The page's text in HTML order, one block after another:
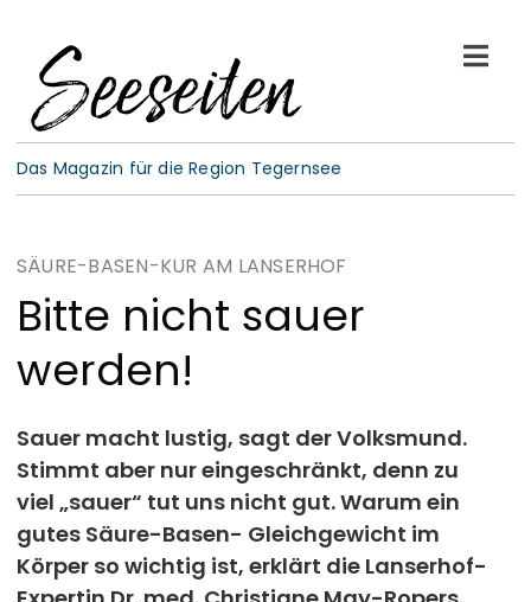
content
See-Leben
Gespräche
E-Paper
ABO
Werben
Das Magazin für die Region Tegernsee
SÄURE-BASEN-KUR AM LANSERHOF
Bitte nicht sauer
werden!
Sauer macht lustig, sagt der Volksmund.
Stimmt aber nur eingeschränkt, denn zu
viel „sauer“ tut uns nicht gut. Warum ein
gutes Säure-Basen- Gleichgewicht im
Körper so wichtig ist, erklärt die Lanserhof-